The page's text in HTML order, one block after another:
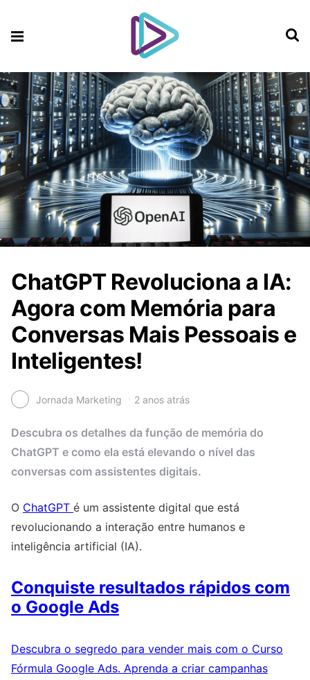
ChatGPT Revoluciona a IA:
Agora com Memória para
Conversas Mais Pessoais e
Inteligentes!
Jornada Marketing 2 anos atrás
Descubra os detalhes da função de memória do
ChatGPT e como ela está elevando o nível das
conversas com assistentes digitais.
O ChatGPT é um assistente digital que está
revolucionando a interação entre humanos e
inteligência artificial (IA).
Conquiste resultados rápidos com
o Google Ads
Descubra o segredo para vender mais com o Curso
Fórmula Google Ads. Aprenda a criar campanhas